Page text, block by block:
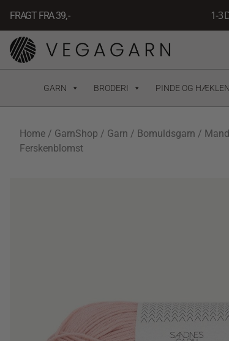
indholdet
FRAGT FRA 39, - 1-3
GARN BRODERI PINDE OG
Home / GarnShop / Garn / Bomuldsgarn /
Ferskenblomst